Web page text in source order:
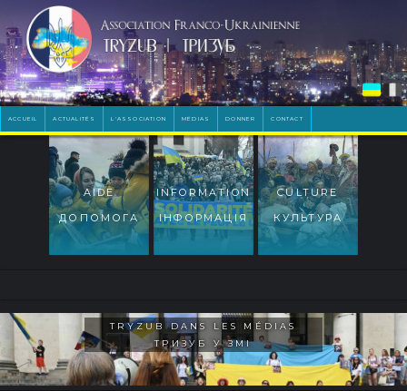
ACCUEIL ACTUALITÉS L'ASSOCIATION MÉDIAS DONNER CONTACT
AIDE
ДОПОМОГА
INFORMATION
ІНФОРМАЦІЯ
CULTURE
КУЛЬТУРА
TRYZUB DANS LES MÉDIAS
ТРИЗУБ У ЗМІ